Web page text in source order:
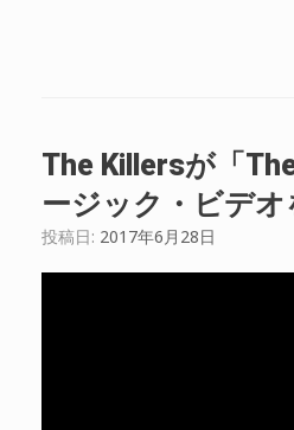
The Killersが「
ージック・ビデオ
投稿日: 2017年6月28日